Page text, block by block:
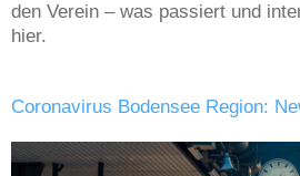
den Verein – was passiert und
hier.
Coronavirus Bodensee Region: